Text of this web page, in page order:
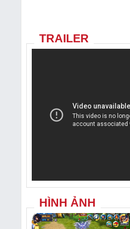
TRAILER
HÌNH ẢNH